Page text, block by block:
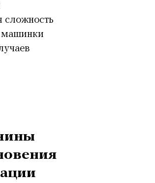
сложность
машинки